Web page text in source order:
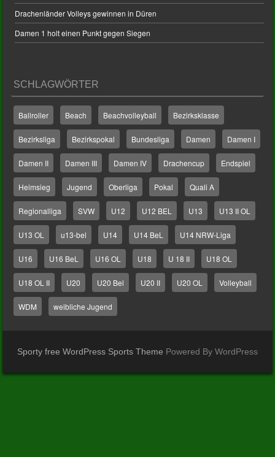
Drachenländer Volleys gewinnen in Düren
Damen 1 holt einen Punkt gegen Siegen
SCHLAGWÖRTER
Ballroller Beach Beachvolleyball Bezirksklasse
Bezirksliga Bezirkspokal Bundesliga Damen Damen I
Damen II Damen III Damen IV Drachencup Endspiel
Heimsieg Jugend Oberliga Pokal Quali A
Regionalliga SVW U12 U12 BEL U13 U13 II OL
U13 OL u13-bel U14 U14 BeL U14 NRW-Liga
U16 U16 BeL U16 OL U18 U 18 II U18 OL
U18 OL II U20 U20 Bel U20 II U20 OL Volleyball
WDM weibliche Jugend
Sporty free WordPress Sports Theme Powered By WordPress